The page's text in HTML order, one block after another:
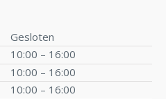
Gesloten
10:00 – 16:00
10:00 – 16:00
10:00 – 16:00